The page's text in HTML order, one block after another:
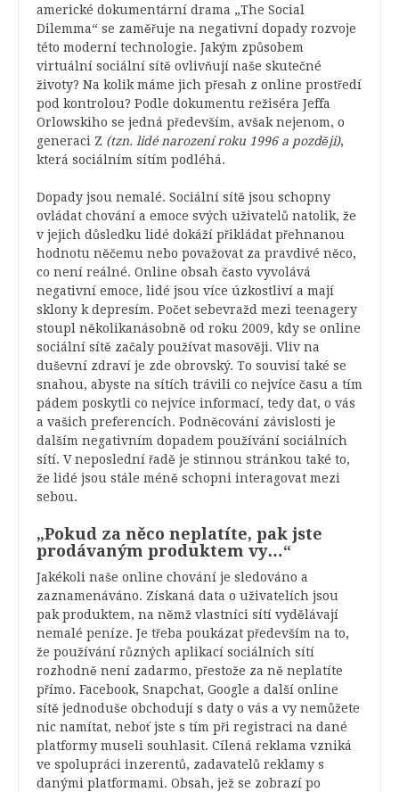
americké dokumentární drama „The Social
Dilemma“ se zaměřuje na negativní dopady rozvoje
této moderní technologie. Jakým způsobem
virtuální sociální sítě ovlivňují naše skutečné
životy? Na kolik máme jich přesah z online prostředí
pod kontrolou? Podle dokumentu režiséra Jeffa
Orlowskiho se jedná především, avšak nejenom, o
generaci Z (tzn. lidé narození roku 1996 a později),
která sociálním sítím podléhá.
Dopady jsou nemalé. Sociální sítě jsou schopny
ovládat chování a emoce svých uživatelů natolik, že
v jejich důsledku lidé dokáží přikládat přehnanou
hodnotu něčemu nebo považovat za pravdivé něco,
co není reálné. Online obsah často vyvolává
negativní emoce, lidé jsou více úzkostliví a mají
sklony k depresím. Počet sebevražd mezi teenagery
stoupl několikanásobně od roku 2009, kdy se online
sociální sítě začaly používat masověji. Vliv na
duševní zdraví je zde obrovský. To souvisí také se
snahou, abyste na sítích trávili co nejvíce času a tím
pádem poskytli co nejvíce informací, tedy dat, o vás
a vašich preferencích. Podněcování závislosti je
dalším negativním dopadem používání sociálních
sítí. V neposlední řadě je stinnou stránkou také to,
že lidé jsou stále méně schopni interagovat mezi
sebou.
„Pokud za něco neplatíte, pak jste
prodávaným produktem vy…“
Jakékoli naše online chování je sledováno a
zaznamenáváno. Získaná data o uživatelích jsou
pak produktem, na němž vlastníci sítí vydělávají
nemalé peníze. Je třeba poukázat především na to,
že používání různých aplikací sociálních sítí
rozhodně není zadarmo, přestože za ně neplatíte
přímo. Facebook, Snapchat, Google a další online
sítě jednoduše obchodují s daty o vás a vy nemůžete
nic namítat, neboť jste s tím při registraci na dané
platformy museli souhlasit. Cílená reklama vzniká
ve spolupráci inzerentů, zadavatelů reklamy s
danými platformami. Obsah, jež se zobrazí po